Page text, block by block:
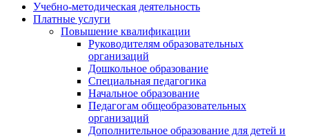
Учебно-методическая деятельность
Платные услуги
Повышение квалификации
Руководителям образовательных
организаций
Дошкольное образование
Специальная педагогика
Начальное образование
Педагогам общеобразовательных
организаций
Дополнительное образование для детей и